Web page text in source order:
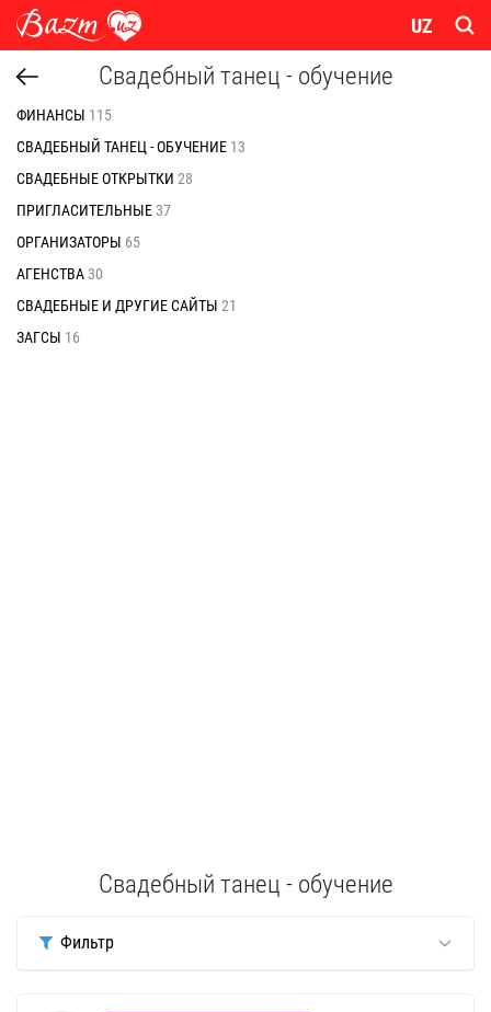
UZ
Свадебный танец - обучение
ФИНАНСЫ 115
СВАДЕБНЫЙ ТАНЕЦ - ОБУЧЕНИЕ 13
СВАДЕБНЫЕ ОТКРЫТКИ 28
ПРИГЛАСИТЕЛЬНЫЕ37
ОРГАНИЗАТОРЫ 65
АГЕНСТВА30
СВАДЕБНЫЕ И ДРУГИЕ САЙТЫ 21
ЗАГСЫ 16
Свадебный танец - обучение
Фильтр